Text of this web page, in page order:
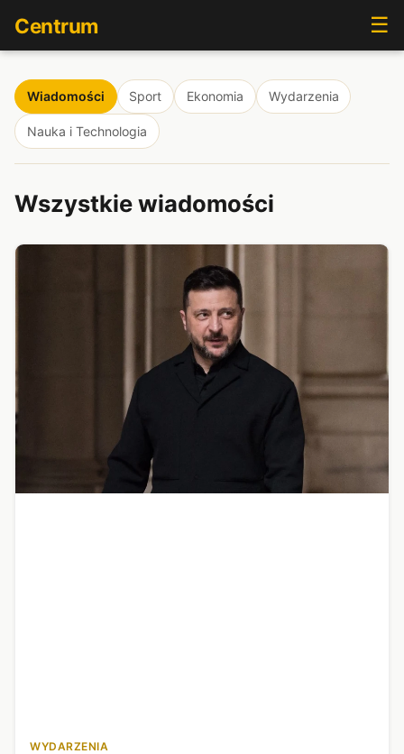
Centrum ☰
Wiadomości Sport Ekonomia Wydarzenia
Nauka i Technologia
Wszystkie wiadomości
WYDARZENIA